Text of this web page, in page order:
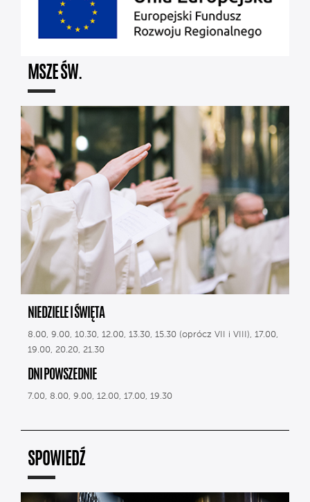
MSZE ŚW.
NIEDZIELE I ŚWIĘTA
8.00, 9.00, 10.30, 12.00, 13.30, 15.30 (oprócz VII i VIII), 17.00,
19.00, 20.20, 21.30
DNI POWSZEDNIE
7.00, 8.00, 9.00, 12.00, 17.00, 19.30
SPOWIEDŹ